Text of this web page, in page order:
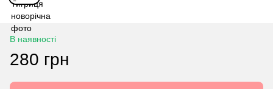
В наявності
280 грн